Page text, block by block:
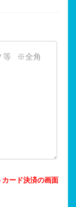
ード決済の画面